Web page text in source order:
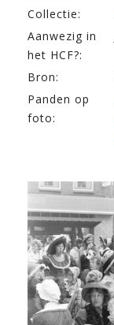
Collectie:
Aanwezig in
het HCF?:
Bron:
Panden op
foto: